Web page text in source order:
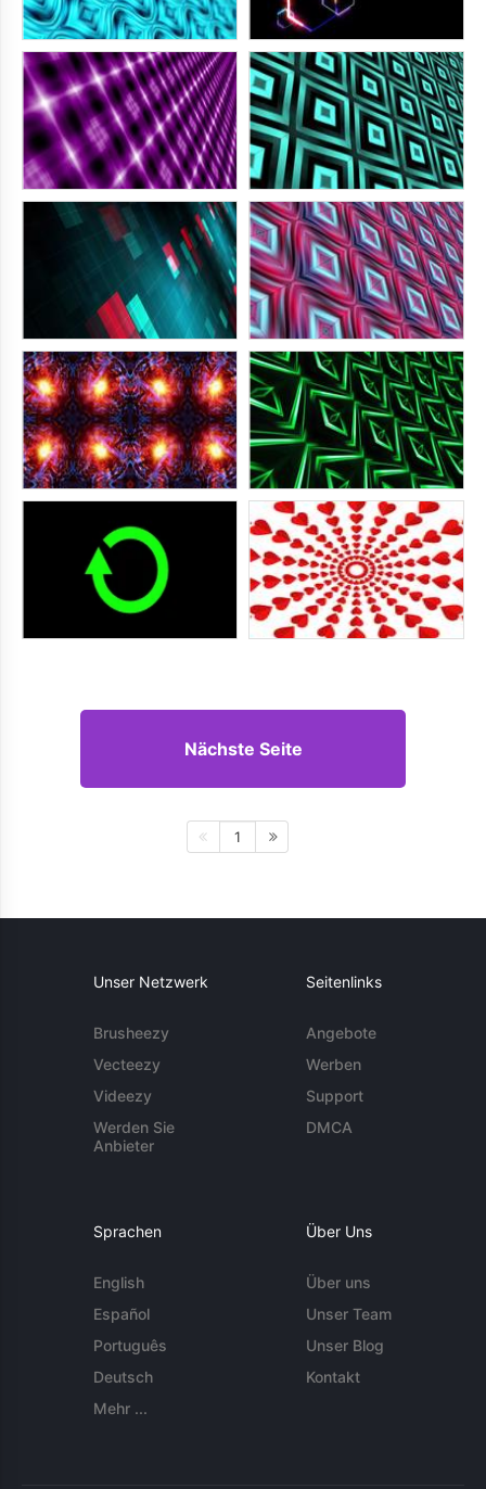
Nächste Seite
1
Unser Netzwerk
Brusheezy
Vecteezy
Videezy
Werden Sie
Anbieter
Seitenlinks
Angebote
Werben
Support
DMCA
Sprachen
English
Español
Português
Deutsch
Mehr ...
Über Uns
Über uns
Unser Team
Unser Blog
Kontakt